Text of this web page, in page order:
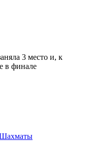
3 место и, к
в финале